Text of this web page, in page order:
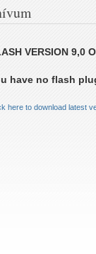
A
MISSZIÓ
IDÉZET:
VERSION 9,0
have no flash
here to download latest